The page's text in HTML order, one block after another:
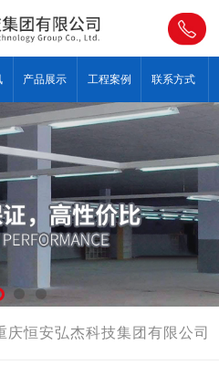
产品展示 工程案例 联系方式
庆恒安弘杰科技集团有限公司